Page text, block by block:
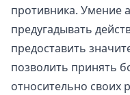
противника. Умение
предугадывать
предоставить
позволить принять
относительно своих